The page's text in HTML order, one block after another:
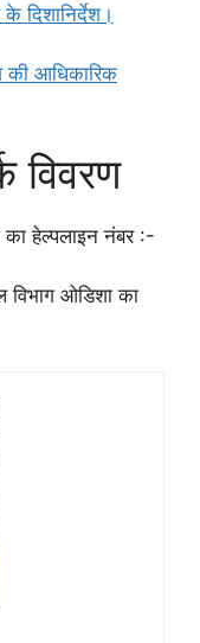
दिशानिर्देश।
की आधिकारिक
विवरण
हेल्पलाइन नंबर :-
विभाग ओडिशा का